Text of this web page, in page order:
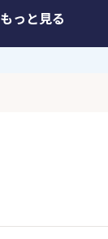
もっと見る